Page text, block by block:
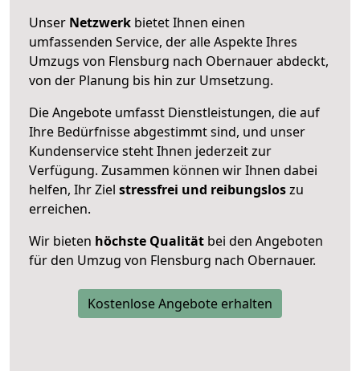
Unser Netzwerk bietet Ihnen einen
umfassenden Service, der alle Aspekte Ihres
Umzugs von Flensburg nach Obernauer abdeckt,
von der Planung bis hin zur Umsetzung.
Die Angebote umfasst Dienstleistungen, die auf
Ihre Bedürfnisse abgestimmt sind, und unser
Kundenservice steht Ihnen jederzeit zur
Verfügung. Zusammen können wir Ihnen dabei
helfen, Ihr Ziel stressfrei und reibungsloszu
erreichen.
Wir bieten höchste Qualität bei den Angeboten
für den Umzug von Flensburg nach Obernauer.
Kostenlose Angebote erhalten